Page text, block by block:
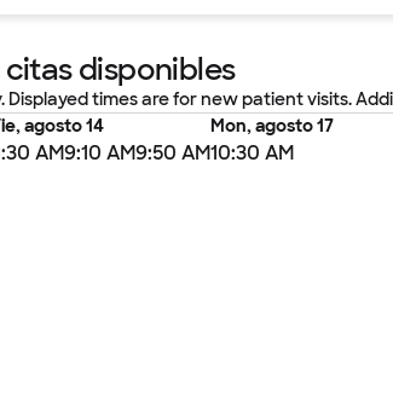
disponibles
Displayed times are for new patient visits.
agosto 14
AM9:10 AM9:50 AM
Mon, agosto 17
10:30 AM